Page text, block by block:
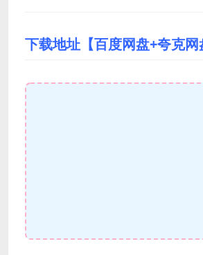
下载地址【百度网盘+夸克